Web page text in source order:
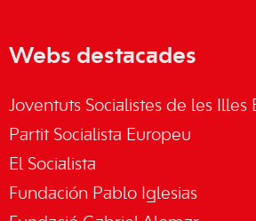
Webs destacades
Joventuts Socialistes de les Illes
Partit Socialista Europeu
El Socialista
Fundación Pablo Iglesias